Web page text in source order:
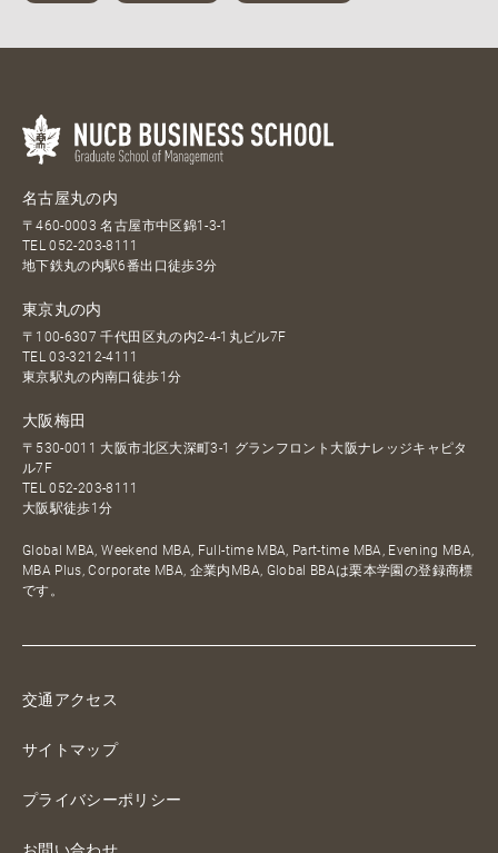
名古屋丸の内
〒460-0003 名古屋市中区錦1-3-1
TEL052-203-8111
地下鉄丸の内駅6番出口徒歩3分
東京丸の内
〒100-6307 千代田区丸の内2-4-1丸ビル7F
TEL03-3212-4111
東京駅丸の内南口徒歩1分
大阪梅田
〒530-0011 大阪市北区大深町3-1 グランフロント大阪ナレッジキャピタ
ル7F
TEL052-203-8111
大阪駅徒歩1分
Global MBA, Weekend MBA, Full-time MBA, Part-time MBA, Evening MBA,
MBA Plus, Corporate MBA, 企業内MBA, Global BBAは栗本学園の登録商標
です。
交通アクセス
サイトマップ
プライバシーポリシー
お問い合わせ